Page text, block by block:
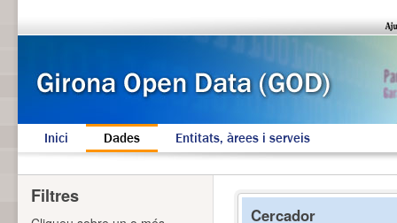
Inici Dades Entitats, àrees i serveis
Cercador
Filtres